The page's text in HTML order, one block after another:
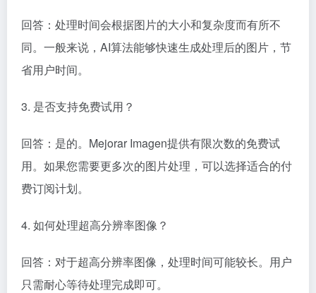
回答：处理时间会根据图片的大小和复杂度而有所不
同。一般来说，AI算法能够快速生成处理后的图片，节
省用户时间。
3. 是否支持免费试用？
回答：是的。Mejorar Imagen提供有限次数的免费试
用。如果您需要更多次的图片处理，可以选择适合的付
费订阅计划。
4. 如何处理超高分辨率图像？
回答：对于超高分辨率图像，处理时间可能较长。用户
只需耐心等待处理完成即可。